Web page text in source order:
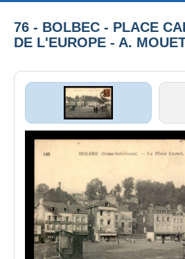
76 - BOLBEC - PLACE
DE L'EUROPE - A.